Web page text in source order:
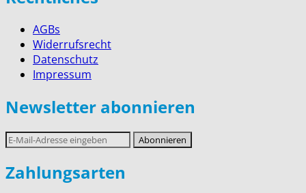
AGBs
Widerrufsrecht
Datenschutz
Impressum
Newsletter abonnieren
E-
Mail-
Adresse
Abonnieren
Zahlungsarten